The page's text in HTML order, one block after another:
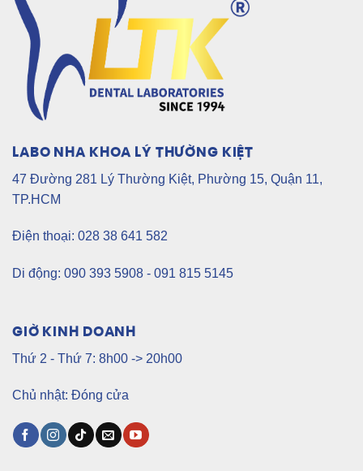
LABO NHA KHOA LÝ THƯỜNG KIỆT
47 Đường 281 Lý Thường Kiệt, Phường 15, Quận 11,
TP.HCM
Điện thoại: 028 38 641 582
Di động: 090 393 5908 - 091 815 5145
GIỜ KINH DOANH
Thứ 2 - Thứ 7: 8h00 -> 20h00
Chủ nhật: Đóng cửa